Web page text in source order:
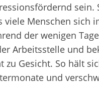
sein.
viele Menschen sich
der wenigen
Arbeitsstelle und
zu Gesicht. So hält
und